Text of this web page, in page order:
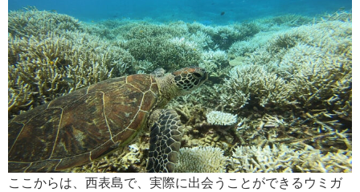
ここからは、西表島で、実際に出会うことができるウミガ